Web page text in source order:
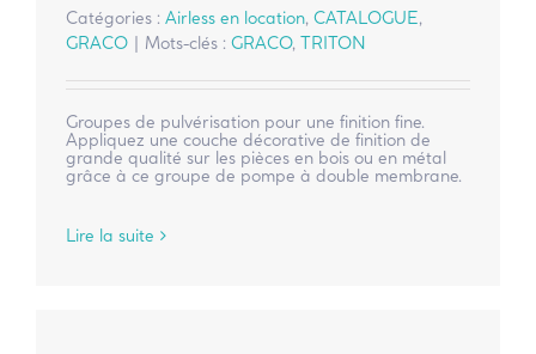
Catégories : Airless en location, CATALOGUE,
GRACO | Mots-clés : GRACO, TRITON
Groupes de pulvérisation pour une finition fine.
Appliquez une couche décorative de finition de
grande qualité sur les pièces en bois ou en métal
grâce à ce groupe de pompe à double membrane.
Lire la suite